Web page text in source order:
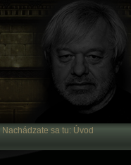
Nachádzate sa tu: Úvod